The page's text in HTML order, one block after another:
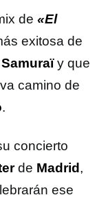
de «El
exitosa de
Samuraïy que
camino de
.
concierto
de Madrid ,
ese